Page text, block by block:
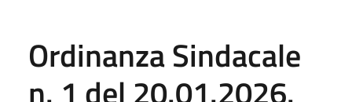
Ordinanza Sindacale